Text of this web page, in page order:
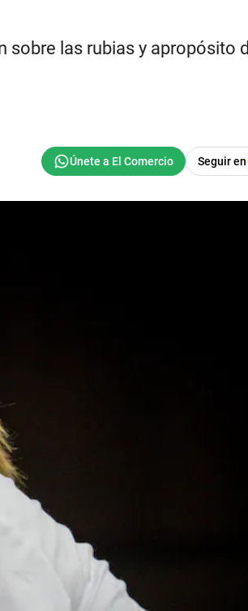
sobre las rubias y apropósito
Seguir en